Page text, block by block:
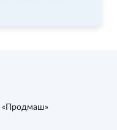
«Продмаш»